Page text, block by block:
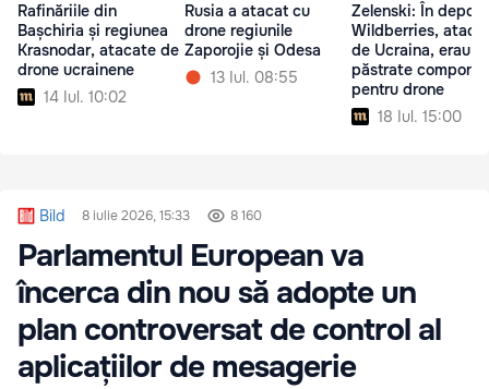
Rafinăriile din
Bașchiria și regiunea
Krasnodar, atacate de
drone ucrainene
14 Iul. 10:02
Rusia a atacat cu
drone regiunile
Zaporojie și Odesa
13 Iul. 08:55
Zelenski: În
Wildberries,
de Ucraina, erau
păstrate
pentru drone
18 Iul. 15:00
Bild 8 iulie 2026, 15:33 8 160
Parlamentul European va
încerca din nou să adopte un
plan controversat de control al
aplicațiilor de mesagerie